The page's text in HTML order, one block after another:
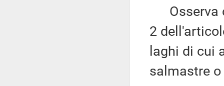
Osserva
2
laghi di cui
salmastre